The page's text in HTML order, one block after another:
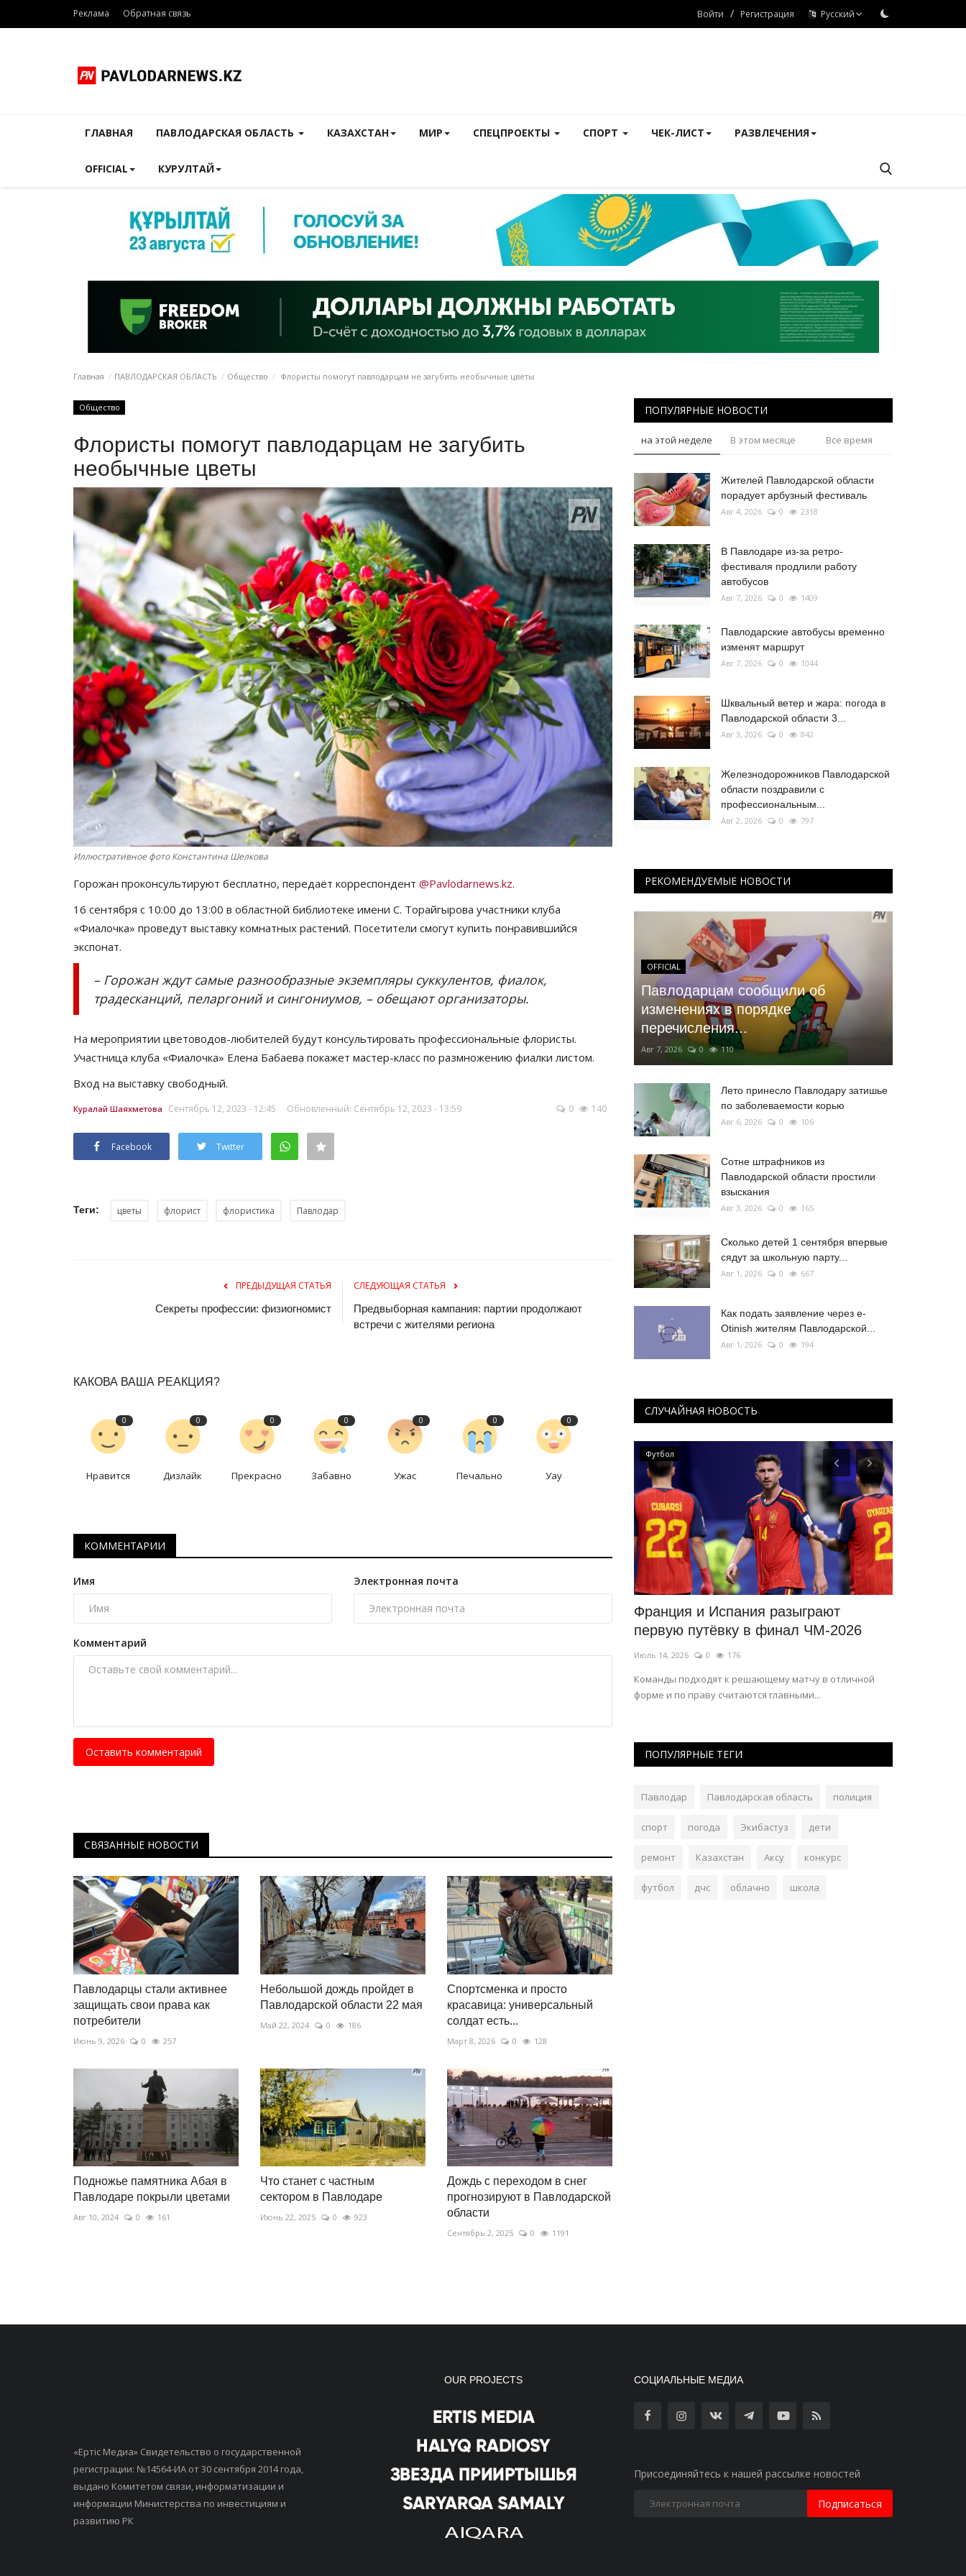
Реклама Обратная связь Войти / Регистрация Русский
ГЛАВНАЯ ПАВЛОДАРСКАЯ ОБЛАСТЬ КАЗАХСТАН МИР СПЕЦПРОЕКТЫ СПОРТ ЧЕК-ЛИСТ РАЗВЛЕЧЕНИЯ
OFFICIAL КУРУЛТАЙ
Главная ПАВЛОДАРСКАЯ ОБЛАСТЬ Общество Флористы помогут павлодарцам не загубить необычные цветы
Общество
Флористы помогут павлодарцам не загубить
необычные цветы
Иллюстративное фото Константина Шелкова
Горожан проконсультируют бесплатно, передаёт корреспондент @Pavlodarnews.kz.
16 сентября с 10:00 до 13:00 в областной библиотеке имени С. Торайгырова участники клуба
«Фиалочка» проведут выставку комнатных растений. Посетители смогут купить понравившийся
экспонат.
– Горожан ждут самые разнообразные экземпляры суккулентов, фиалок,
традесканций, пеларгоний и сингониумов, – обещают организаторы.
На мероприятии цветоводов-любителей будут консультировать профессиональные флористы.
Участница клуба «Фиалочка» Елена Бабаева покажет мастер-класс по размножению фиалки листом.
Вход на выставку свободный.
Куралай Шаяхметова Сентябрь 12, 2023 - 12:45 Обновленный: Сентябрь 12, 2023 - 13:59 0 140
Facebook Twitter
Теги: цветы флорист флористика Павлодар
ПРЕДЫДУЩАЯ СТАТЬЯ
Секреты профессии: физиогномист
СЛЕДУЮЩАЯ СТАТЬЯ
Предвыборная кампания: партии продолжают
встречи с жителями региона
КАКОВА ВАША РЕАКЦИЯ?
0
Нравится
0
Дизлайк
0
Прекрасно
0
Забавно
0
Ужас
0
Печально
0
Уау
КОММЕНТАРИИ
Имя Электронная почта
Комментарий
Оставить комментарий
СВЯЗАННЫЕ НОВОСТИ
Павлодарцы стали активнее
защищать свои права как
потребители
Июнь 9, 2026 0 257
Небольшой дождь пройдет в
Павлодарской области 22 мая
Май 22, 2024 0 186
Спортсменка и просто
красавица: универсальный
солдат есть...
Март 8, 2026 0 128
Подножье памятника Абая в
Павлодаре покрыли цветами
Авг 10, 2024 0 161
Что станет с частным
сектором в Павлодаре
Июнь 22, 2025 0 923
Дождь с переходом в снег
прогнозируют в Павлодарской
области
Сентябрь 2, 2025 0 1191
ПОПУЛЯРНЫЕ НОВОСТИ
на этой неделе В этом месяце Все время
Жителей Павлодарской области
порадует арбузный фестиваль
Авг 4, 2026 0 2318
В Павлодаре из-за ретро-
фестиваля продлили работу
автобусов
Авг 7, 2026 0 1409
Павлодарские автобусы временно
изменят маршрут
Авг 7, 2026 0 1044
Шквальный ветер и жара: погода в
Павлодарской области 3...
Авг 3, 2026 0 842
Железнодорожников Павлодарской
области поздравили с
профессиональным...
Авг 2, 2026 0 797
РЕКОМЕНДУЕМЫЕ НОВОСТИ
OFFICIAL
Павлодарцам сообщили об
изменениях в порядке
перечисления...
Авг 7, 2026 0 110
Лето принесло Павлодару затишье
по заболеваемости корью
Авг 6, 2026 0 106
Сотне штрафников из
Павлодарской области простили
взыскания
Авг 3, 2026 0 165
Сколько детей 1 сентября впервые
сядут за школьную парту...
Авг 1, 2026 0 667
Как подать заявление через e-
Otinish жителям Павлодарской...
Авг 1, 2026 0 194
СЛУЧАЙНАЯ НОВОСТЬ
История вещей
Апрель 12, 2025
Когда вдруг захотелось поиграть в космос.
Экономика
На какие льготы по транспортному
Июль 28, 2026 0 155
Футбол
Франция и Испания разыграют
первую путёвку в финал ЧМ-2026
Июль 14, 2026 0 176
Команды подходят к решающему матчу в отличной
форме и по праву считаются главными...
ПОПУЛЯРНЫЕ ТЕГИ
Павлодар Павлодарская область полиция
спорт погода Экибастуз дети
ремонт Казахстан Аксу конкурс
футбол дчс облачно школа
«Ертiс Медиа» Свидетельство о государственной
регистрации: №14564-ИА от 30 сентября 2014 года,
выдано Комитетом связи, информатизации и
информации Министерства по инвестициям и
развитию РК
OUR PROJECTS СОЦИАЛЬНЫЕ МЕДИА
Присоединяйтесь к нашей рассылке новостей
Подписаться